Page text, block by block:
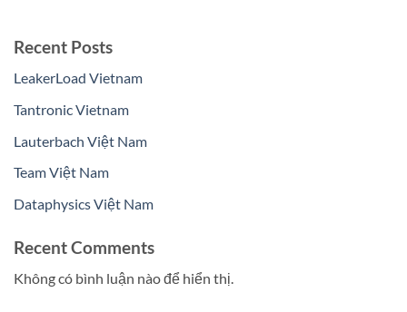
Recent Posts
LeakerLoad Vietnam
Tantronic Vietnam
Lauterbach Việt Nam
Team Việt Nam
Dataphysics Việt Nam
Recent Comments
Không có bình luận nào để hiển thị.